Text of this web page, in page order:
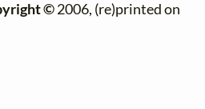
©2006, (re)printed on